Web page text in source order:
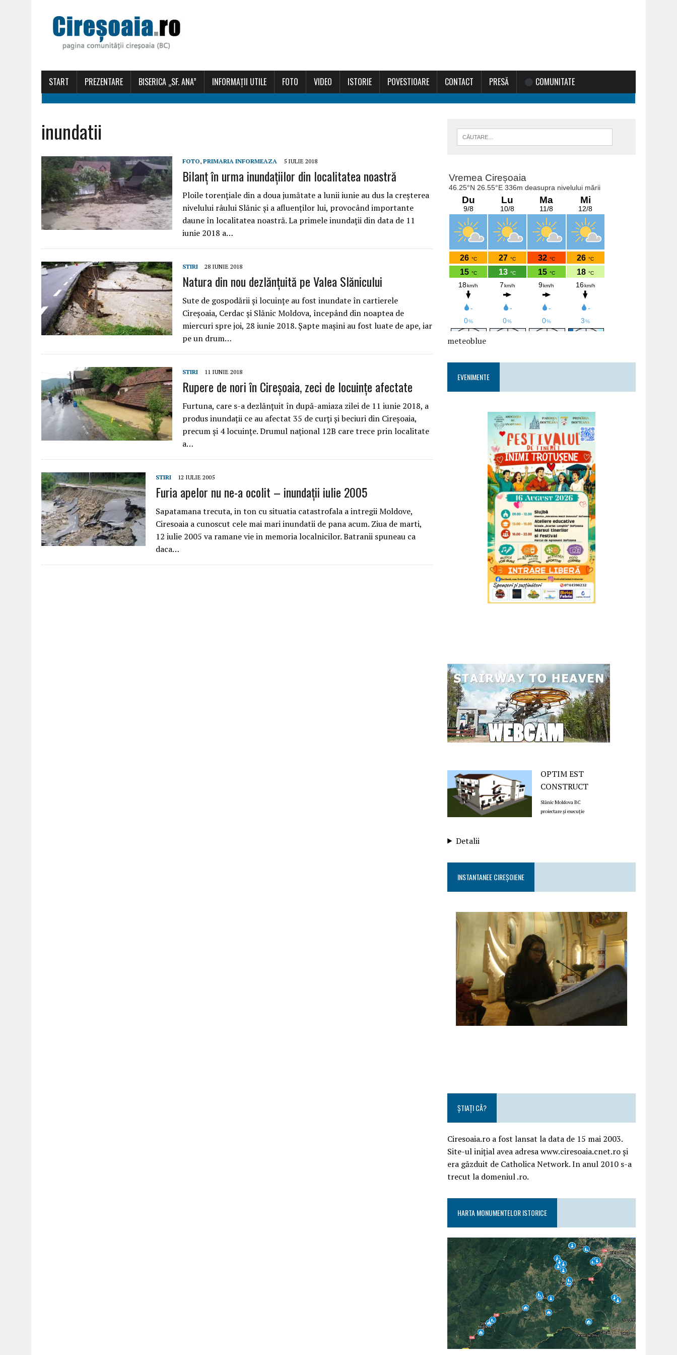
START PREZENTARE BISERICA „SF. ANA” INFORMAȚII UTILE FOTO VIDEO ISTORIE POVESTIOARE CONTACT PRESĂ COMUNITATE
inundatii
FOTO, PRIMARIA INFORMEAZA 5 IULIE 2018
Bilanț în urma inundațiilor din localitatea noastră
Ploile torențiale din a doua jumătate a lunii iunie au dus la creșterea
nivelului râului Slănic și a afluenților lui, provocând importante
daune în localitatea noastră. La primele inundații din data de 11
iunie 2018 a…
STIRI 28 IUNIE 2018
Natura din nou dezlănțuită pe Valea Slănicului
Sute de gospodării şi locuinţe au fost inundate în cartierele
Cireșoaia, Cerdac și Slănic Moldova, începând din noaptea de
miercuri spre joi, 28 iunie 2018. Şapte maşini au fost luate de ape, iar
pe un drum…
STIRI 11 IUNIE 2018
Rupere de nori în Cireșoaia, zeci de locuințe afectate
Furtuna, care s-a dezlănțuit în după-amiaza zilei de 11 iunie 2018, a
produs inundații ce au afectat 35 de curți și beciuri din Cireșoaia,
precum și 4 locuințe. Drumul național 12B care trece prin localitate
a…
STIRI 12 IULIE 2005
Furia apelor nu ne-a ocolit – inundații iulie 2005
Sapatamana trecuta, in ton cu situatia catastrofala a intregii Moldove,
Ciresoaia a cunoscut cele mai mari inundatii de pana acum. Ziua de marti,
12 iulie 2005 va ramane vie in memoria localnicilor. Batranii spuneau ca
daca…
meteoblue
EVENIMENTE
OPTIM EST
CONSTRUCT
Slănic Moldova BC
proiectare și execuție
Detalii
INSTANTANEE CIREȘOIENE
ȘTIAȚI CĂ?
Ciresoaia.ro a fost lansat la data de 15 mai 2003.
Site-ul inițial avea adresa www.ciresoaia.cnet.ro și
era găzduit de Catholica Network. In anul 2010 s-a
trecut la domeniul .ro.
HARTA MONUMENTELOR ISTORICE